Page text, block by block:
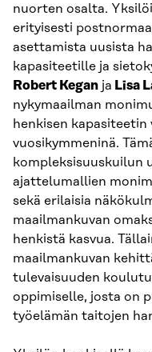
nuorten osalta.
erityisesti
asettamista uusista
kapasiteetille ja
Robert Kegan ja Lisa
nykymaailman
henkisen
vuosikymmeninä.
kompleksisuuskuilun
ajattelumallien
sekä erilaisia
maailmankuvan
henkistä kasvua.
maailmankuvan
tulevaisuuden
oppimiselle, josta on
työelämän taitojen